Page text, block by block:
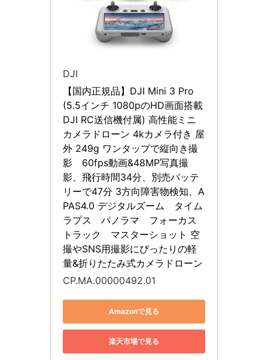
DJI
【国内正規品】DJI Mini 3 Pro
(5.5インチ 1080pのHD画面搭載
DJI RC送信機付属) 高性能ミニ
カメラドローン 4kカメラ付き 屋
外 249g ワンタップで縦向き撮
影　60fps動画&48MP写真撮
影、飛行時間34分、別売バッテ
リーで47分 3方向障害物検知、A
PAS4.0 デジタルズーム　タイム
ラプス　パノラマ　フォーカス
トラック　マスターショット 空
撮やSNS用撮影にぴったりの軽
量&折りたたみ式カメラドローン
CP.MA.00000492.01
Amazonで見る
楽天市場で見る